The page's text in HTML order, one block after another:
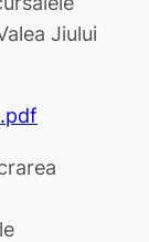
Jiului